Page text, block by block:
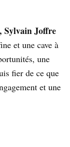
Sylvain Joffre
et une cave à
une
fier de ce que
et une